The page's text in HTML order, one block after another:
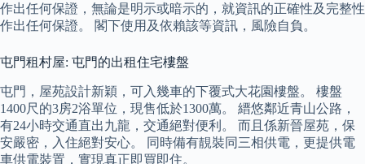
作出任何保證，無論是明示或暗示的，就資訊的正確性及完整性
作出任何保證。 閣下使用及依賴該等資訊，風險自負。
屯門租村屋: 屯門的出租住宅樓盤
屯門，屋苑設計新穎，可入幾車的下覆式大花園樓盤。 樓盤
1400尺的3房2浴單位，現售低於1300萬。 縉悠鄰近青山公路，
有24小時交通直出九龍，交通絕對便利。 而且係新晉屋苑，保
安嚴密，入住絕對安心。 同時備有靚裝同三相供電，更提供電
車供電裝置，實現真正即買即住。